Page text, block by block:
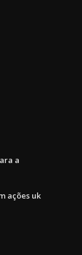
a
ações uk